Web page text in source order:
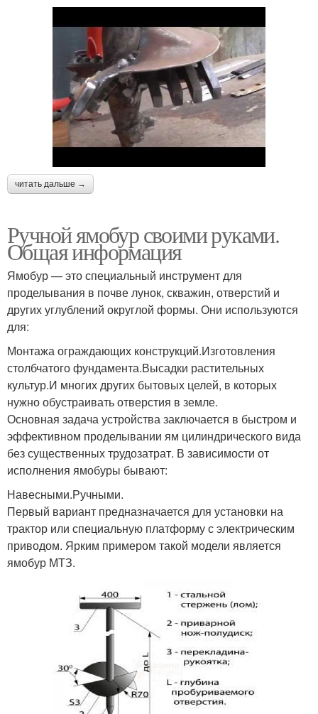
читать дальше →
Ручной ямобур своими руками.
Общая информация
Ямобур — это специальный инструмент для
проделывания в почве лунок, скважин, отверстий и
других углублений округлой формы. Они используются
для:
Монтажа ограждающих конструкций.Изготовления
столбчатого фундамента.Высадки растительных
культур.И многих других бытовых целей, в которых
нужно обустраивать отверстия в земле.
Основная задача устройства заключается в быстром и
эффективном проделывании ям цилиндрического вида
без существенных трудозатрат. В зависимости от
исполнения ямобуры бывают:
Навесными.Ручными.
Первый вариант предназначается для установки на
трактор или специальную платформу с электрическим
приводом. Ярким примером такой модели является
ямобур МТЗ.